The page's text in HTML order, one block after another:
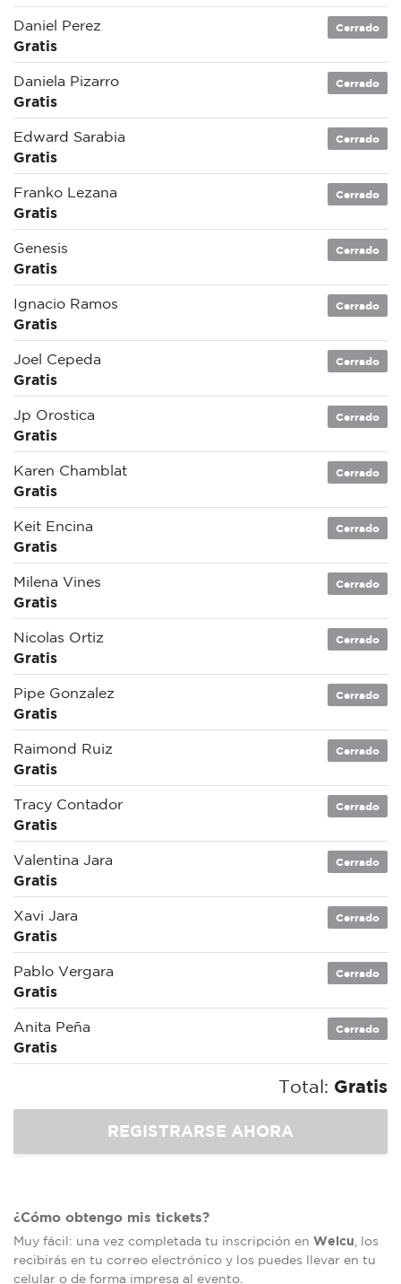
Daniel Perez
Gratis
Cerrado
Daniela Pizarro
Gratis
Cerrado
Edward Sarabia
Gratis
Cerrado
Franko Lezana
Gratis
Cerrado
Genesis
Gratis
Cerrado
Ignacio Ramos
Gratis
Cerrado
Joel Cepeda
Gratis
Cerrado
Jp Orostica
Gratis
Cerrado
Karen Chamblat
Gratis
Cerrado
Keit Encina
Gratis
Cerrado
Milena Vines
Gratis
Cerrado
Nicolas Ortiz
Gratis
Cerrado
Pipe Gonzalez
Gratis
Cerrado
Raimond Ruiz
Gratis
Cerrado
Tracy Contador
Gratis
Cerrado
Valentina Jara
Gratis
Cerrado
Xavi Jara
Gratis
Cerrado
Pablo Vergara
Gratis
Cerrado
Anita Peña
Gratis
Cerrado
Total: Gratis
¿Cómo obtengo mis tickets?
Muy fácil: una vez completada tu inscripción en Welcu , los
recibirás en tu correo electrónico y los puedes llevar en tu
celular o de forma impresa al evento.